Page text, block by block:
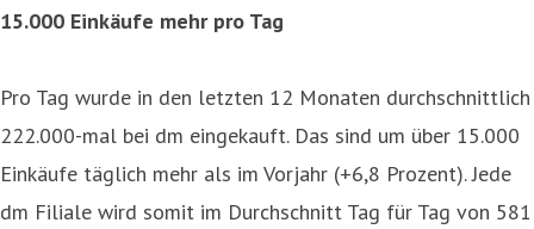
15.000 Einkäufe mehr pro Tag
Pro Tag wurde in den letzten 12 Monaten durchschnittlich
222.000-mal bei dm eingekauft. Das sind um über 15.000
Einkäufe täglich mehr als im Vorjahr (+6,8 Prozent). Jede
dm Filiale wird somit im Durchschnitt Tag für Tag von 581